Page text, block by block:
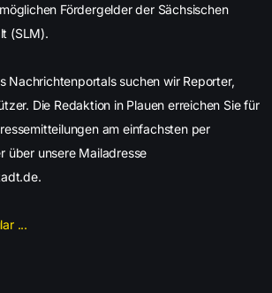
Fördergelder der Sächsischen
(SLM).
Nachrichtenportals suchen wir Reporter,
Die Redaktion in Plauen erreichen Sie für
am einfachsten per
über unsere Mailadresse
...